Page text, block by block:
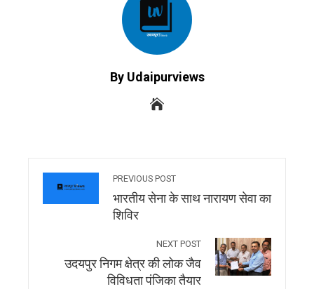
By Udaipurviews
PREVIOUS POST
भारतीय सेना के साथ नारायण सेवा का
शिविर
NEXT POST
उदयपुर निगम क्षेत्र की लोक जैव
विविधता पंजिका तैयार